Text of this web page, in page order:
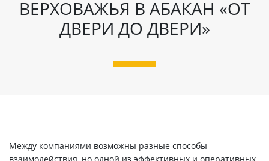
ВЕРХОВАЖЬЯ В АБАКАН «ОТ
ДВЕРИ ДО ДВЕРИ»
Между компаниями возможны разные способы